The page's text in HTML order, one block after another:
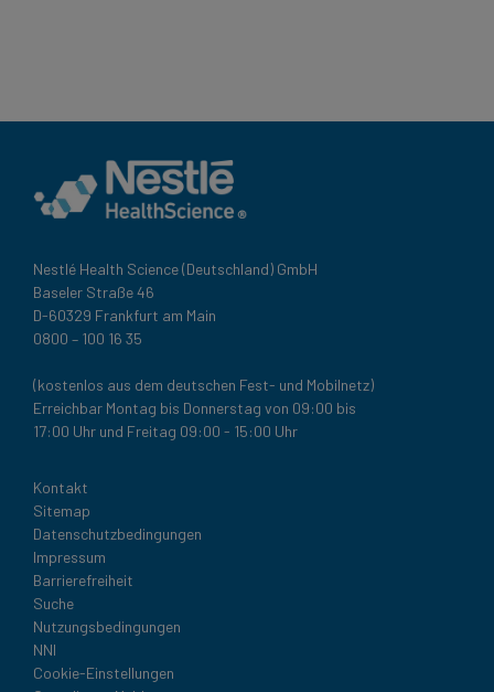
Nestlé Health Science (Deutschland) GmbH
Baseler Straße 46
D-60329 Frankfurt am Main
0800 – 100 16 35
(kostenlos aus dem deutschen Fest- und Mobilnetz)
Erreichbar Montag bis Donnerstag von 09:00 bis
17:00 Uhr und Freitag 09:00 - 15:00 Uhr
Legal
Kontakt
Sitemap
Datenschutzbedingungen
Impressum
Barrierefreiheit
Suche
Nutzungsbedingungen
NNI
Cookie-Einstellungen